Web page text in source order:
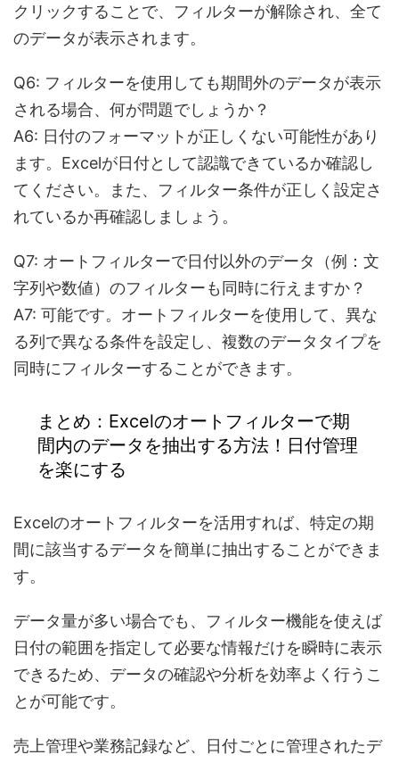
クリックすることで、フィルターが解除され、全て
のデータが表示されます。
Q6: フィルターを使用しても期間外のデータが表示
される場合、何が問題でしょうか？
A6: 日付のフォーマットが正しくない可能性があり
ます。Excelが日付として認識できているか確認し
てください。また、フィルター条件が正しく設定さ
れているか再確認しましょう。
Q7: オートフィルターで日付以外のデータ（例：文
字列や数値）のフィルターも同時に行えますか？
A7: 可能です。オートフィルターを使用して、異な
る列で異なる条件を設定し、複数のデータタイプを
同時にフィルターすることができます。
まとめ：Excelのオートフィルターで期
間内のデータを抽出する方法！日付管理
を楽にする
Excelのオートフィルターを活用すれば、 特定の期
間に該当するデータを簡単に抽出することができま
す。
データ量が多い場合でも、フィルター機能を使えば
日付の範囲を指定して必要な情報だけを瞬時に表示
できるため、データの確認や分析を効率よく行うこ
とが可能です。
売上管理や業務記録など、
日付ごとに管理されたデ